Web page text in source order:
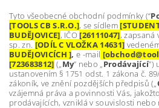
Tyto všeobecné obchodní podmínky (“
[TOOLS CB S.R.O.], se sídlem
BUDĚJOVICE], IČO [26111047],
sp. zn. [ODÍL C VLOŽKA 14631]
BUDĚJOVICÍCH ],e -mail
[723683812] („My” nebo „Prodávající”)
ustanovením § 1751 odst. 1 zákona č.
zákoník, ve znění pozdějších předpisů („
vzájemná práva a povinnosti Vás,
prodávajících, vzniklá v souvislosti